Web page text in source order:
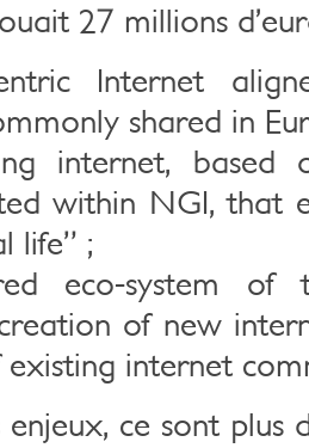
27 millions
Internet
shared in
internet, based
within NGI, that
life” ;
eco-system of
of new
internet
ce sont plus